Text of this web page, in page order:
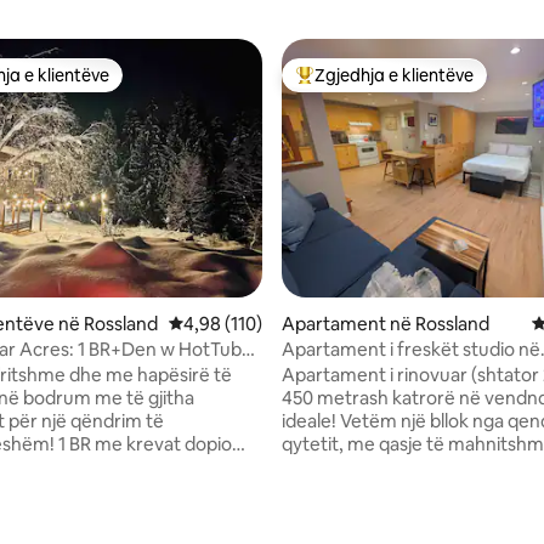
5, 126 vlerësime
e zgjedhjeve të klientëve
e klientëve
në Rossland Vlerësimi mesatar 4,98 nga 5, 110 vlerësime
4,98 (110)
Acres: 1 BR+Den w HotTub
Mnt.
dhe me hapësirë të
bodrum me të gjitha
për një qëndrim të
1 BR me krevat dopio
Më të mirat e zgjedhjeve të
Zgjedhja e klientëve
Apartament në Rossland
Apartament i freskët studio në
Rosslandin Qendror
Apartament i rinovuar (shtator
450 metrash katrorë në
ideale! Vetëm një bllok nga qendra e
qytetit, me qasje të